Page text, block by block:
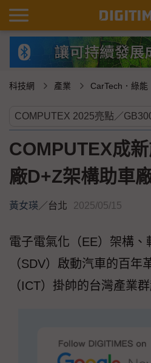
科技網 產業 CarTech．綠能
COMPUTEX成
廠D+Z架構助車
黃女瑛／台北 2025/05/15
電子電氣化（EE）架構、
（SDV）啟動汽車的百年
（ICT）掛帥的台灣產業